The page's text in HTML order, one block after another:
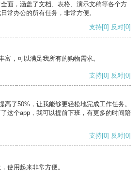
面，涵盖了文档、表格、演示文稿等各个方
常办公的所有任务，非常方便。
支持[0] 反对[0]
富，可以满足我所有的购物需求。
支持[0] 反对[0]
高了50%，让我能够更轻松地完成工作任务。
这个app，我可以提前下班，有更多的时间陪
支持[0] 反对[0]
使用起来非常方便。